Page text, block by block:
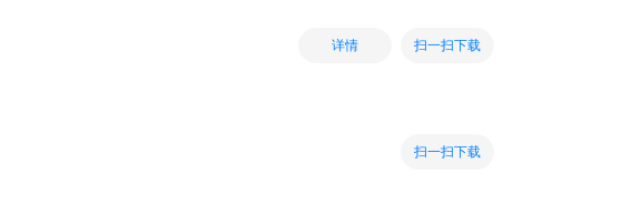
详情 扫一扫下载
扫一扫下载